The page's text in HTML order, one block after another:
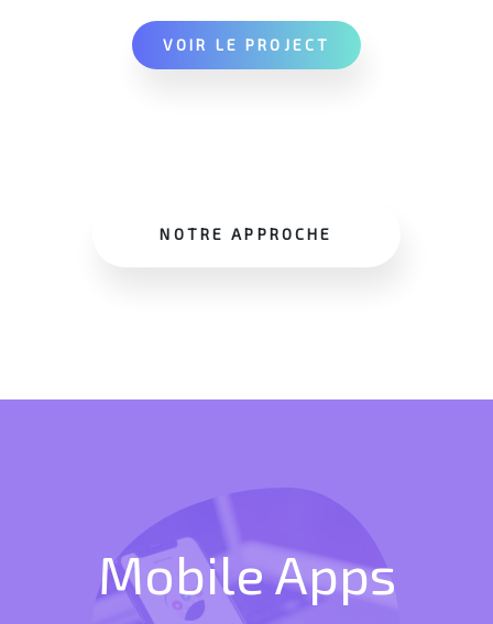
VOIR LE PROJECT
NOTRE APPROCHE
Mobile Apps